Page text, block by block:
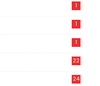
1
1
1
22
24